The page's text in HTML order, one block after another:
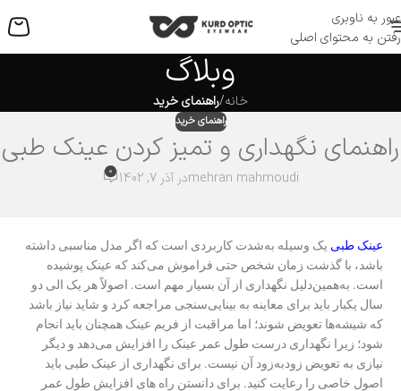
عبور به ناوبری
رفتن به محتوای اصلی
منو
وبلاگ
خانه/راهنمای خرید
راهنمای خرید
راهنمای نگهداری و تمیز کردن عینک طبی
mehran mahmoudiدر آذر 7, 1402 0
عینک طبی یک وسیله به‌شدت کاربردی است که اگر مدل مناسبی داشته
باشد، با گذشت زمان شخص حتی فراموش می‌کند که عینک پوشیده
است. به‌همین‌دلیل نگهداری از آن بسیار مهم است. اصولاً هر یک الی دو
سال یکبار باید برای معاینه به بینایی‌سنجی مراجعه کرد و شاید نیاز باشد
که شیشه‌ها تعویض شوند؛ اما مراقبت از فریم عینک همچنان باید انجام
شود؛ زیرا نگهداری درست طول عمر عینک را افزایش می‌دهد و دیگر
نیازی به تعویض زودبه‌زود آن نیست. برای نگهداری از عینک طبی باید
اصول خاصی را رعایت کنید. برای دانستن راه های افزایش طول عمر